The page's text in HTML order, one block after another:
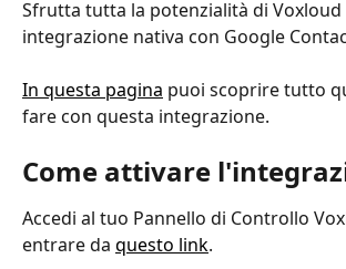
Sfrutta tutta la potenzialità di Voxloud
integrazione nativa con Google
In questa pagina puoi scoprire tutto
fare con questa integrazione.
Come attivare
Accedi al tuo Pannello di Controllo
entrare da questo link.